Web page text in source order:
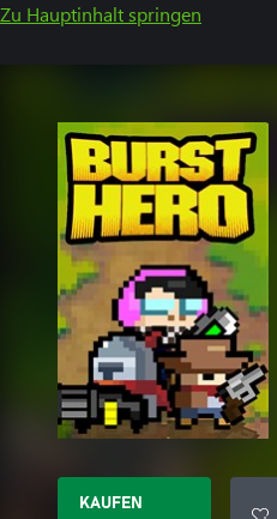
Zu Hauptinhalt springen
KAUFEN